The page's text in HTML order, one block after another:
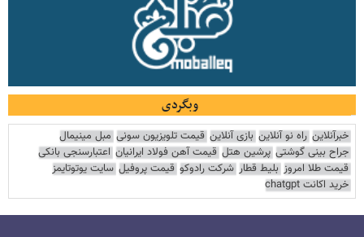
وبگردی
خبرآنلاین راه نو آنلاین بازی آنلاین قیمت تلویزیون سونی مبل مینیمال
جراح بینی گوشتی پرشین هتل قیمت آهن فولاد ایرانیان اعتبارسنجی بانکی
قیمت طلا امروز بلیط قطار شرکت رادوکو قیمت پروفیل سایت یوتوتایمز
خرید اکانت chatgpt